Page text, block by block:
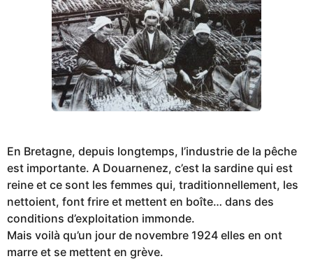
En Bretagne, depuis longtemps, l’industrie de la pêche
est importante. A Douarnenez, c’est la sardine qui est
reine et ce sont les femmes qui, traditionnellement, les
nettoient, font frire et mettent en boîte… dans des
conditions d’exploitation immonde.
Mais voilà qu’un jour de novembre 1924 elles en ont
marre et se mettent en grève.